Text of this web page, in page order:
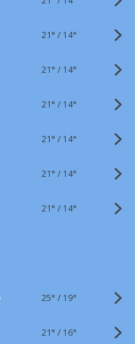
21° / 14°
21° / 14°
21° / 14°
21° / 14°
21° / 14°
21° / 14°
25° / 19°
21° / 16°